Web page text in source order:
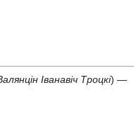
Іванавіч Троцкі) —